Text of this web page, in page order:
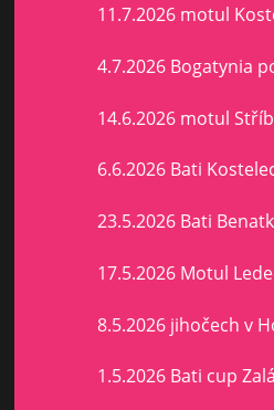
11.7.2026 motul
4.7.2026 Bogatynia
14.6.2026 motul
6.6.2026 Bati
23.5.2026 Bati
17.5.2026 Motul
8.5.2026 jihočech v
1.5.2026 Bati cup